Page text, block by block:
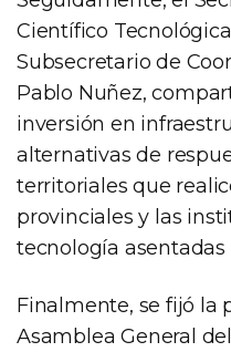
Científico
Subsecretario de
Pablo Nuñez,
inversión en
alternativas de
territoriales que
provinciales y las
tecnología asentadas
Finalmente, se fijó la
Asamblea General